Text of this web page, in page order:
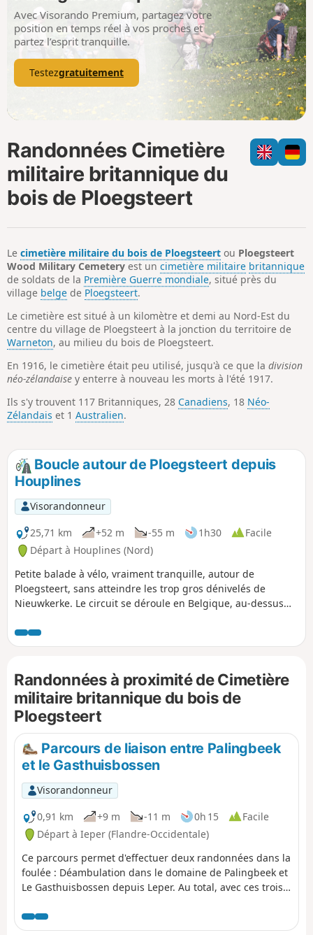
m
p
i
Avec Visorando Premium, partagez votre
position en temps réel à vos proches et
partez l’esprit tranquille.
Testezgratuitement
Randonnées Cimetière
militaire britannique du
bois de Ploegsteert
Le cimetière militaire du bois de Ploegsteert ou Ploegsteert
Wood Military Cemetery est un cimetière militaire britannique
de soldats de la Première Guerre mondiale, situé près du
village belge de Ploegsteert.
Le cimetière est situé à un kilomètre et demi au Nord-Est du
centre du village de Ploegsteert à la jonction du territoire de
Warneton, au milieu du bois de Ploegsteert.
En 1916, le cimetière était peu utilisé, jusqu'à ce que la division
néo-zélandaise y enterre à nouveau les morts à l'été 1917.
Ils s'y trouvent 117 Britanniques, 28 Canadiens, 18 Néo-
Zélandais et 1 Australien.
Boucle autour de Ploegsteert depuis
Houplines
Visorandonneur
25,71 km
+52 m -55 m 1h30
Facile
Départ à Houplines (Nord)
Petite balade à vélo, vraiment tranquille, autour de
Ploegsteert, sans atteindre les trop gros dénivelés de
Nieuwkerke. Le circuit se déroule en Belgique, au-dessus
Randonnées à proximité de Cimetière
militaire britannique du bois de
Ploegsteert
Parcours de liaison entre Palingbeek
et le Gasthuisbossen
Visorandonneur
0,91 km
+9 m -11 m 0h 15
Facile
Départ à Ieper (Flandre-Occidentale)
Ce parcours permet d'effectuer deux randonnées dans la
foulée : Déambulation dans le domaine de Palingbeek et
Le Gasthuisbossen depuis Leper. Au total, avec ces trois